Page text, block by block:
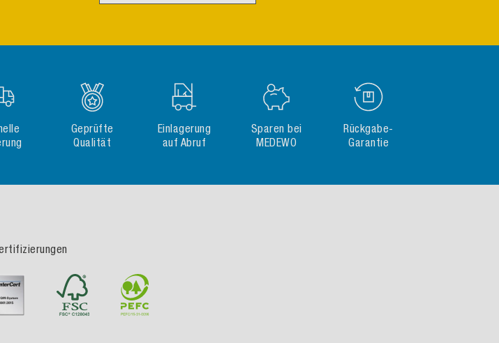
Geprüfte
Qualität
Einlagerung
auf Abruf
Sparen bei
MEDEWO
Rückgabe-
Garantie